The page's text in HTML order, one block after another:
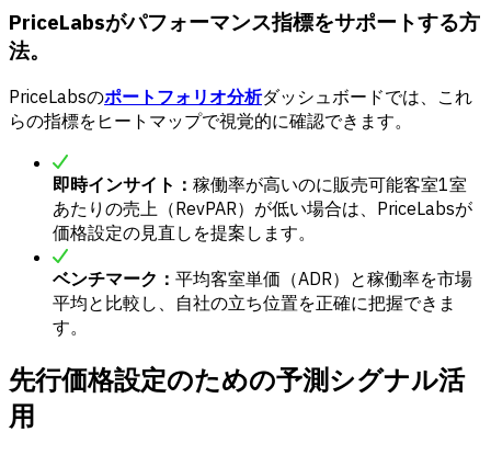
PriceLabsがパフォーマンス指標をサポートする方
法。
PriceLabsのポートフォリオ分析ダッシュボードでは、これ
らの指標をヒートマップで視覚的に確認できます。
即時インサイト： 稼働率が高いのに販売可能客室1室
あたりの売上（RevPAR）が低い場合は、PriceLabsが
価格設定の見直しを提案します。
ベンチマーク： 平均客室単価（ADR）と稼働率を市場
平均と比較し、自社の立ち位置を正確に把握できま
す。
先行価格設定のための予測シグナル活
用